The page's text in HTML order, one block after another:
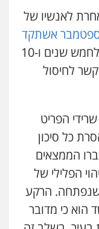
הליכי הסגרה
והימורים
לאנשיו של
אשתקד
לאחר שנשפט לחמש שנים ו-10
לחיסול
הפריט
כל סיכון
הממצאים
הפלילי של
הרקע
הוא כי מדובר
לבן פשיעה
נוער
אסירים
דין